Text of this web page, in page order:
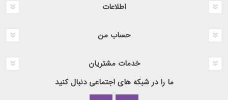
اطلاعات
حساب من
خدمات مشتریان
ما را در شبکه های اجتماعی دنبال کنید